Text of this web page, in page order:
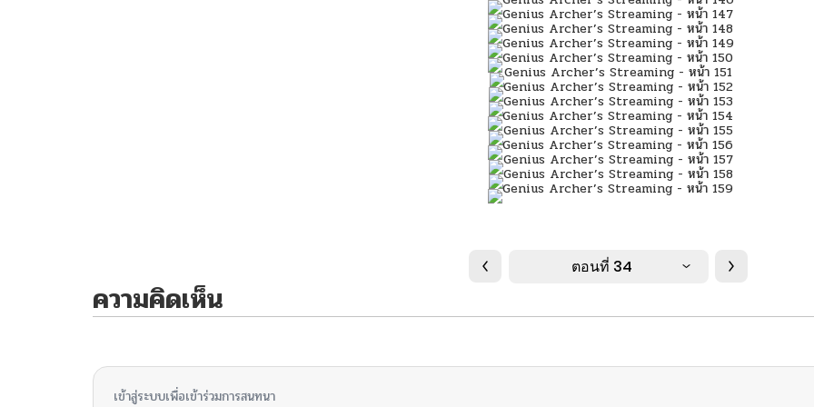
ตอนที่ 34
ความคิดเห็น
เข้าสู่ระบบเพื่อเข้าร่วมการสนทนา